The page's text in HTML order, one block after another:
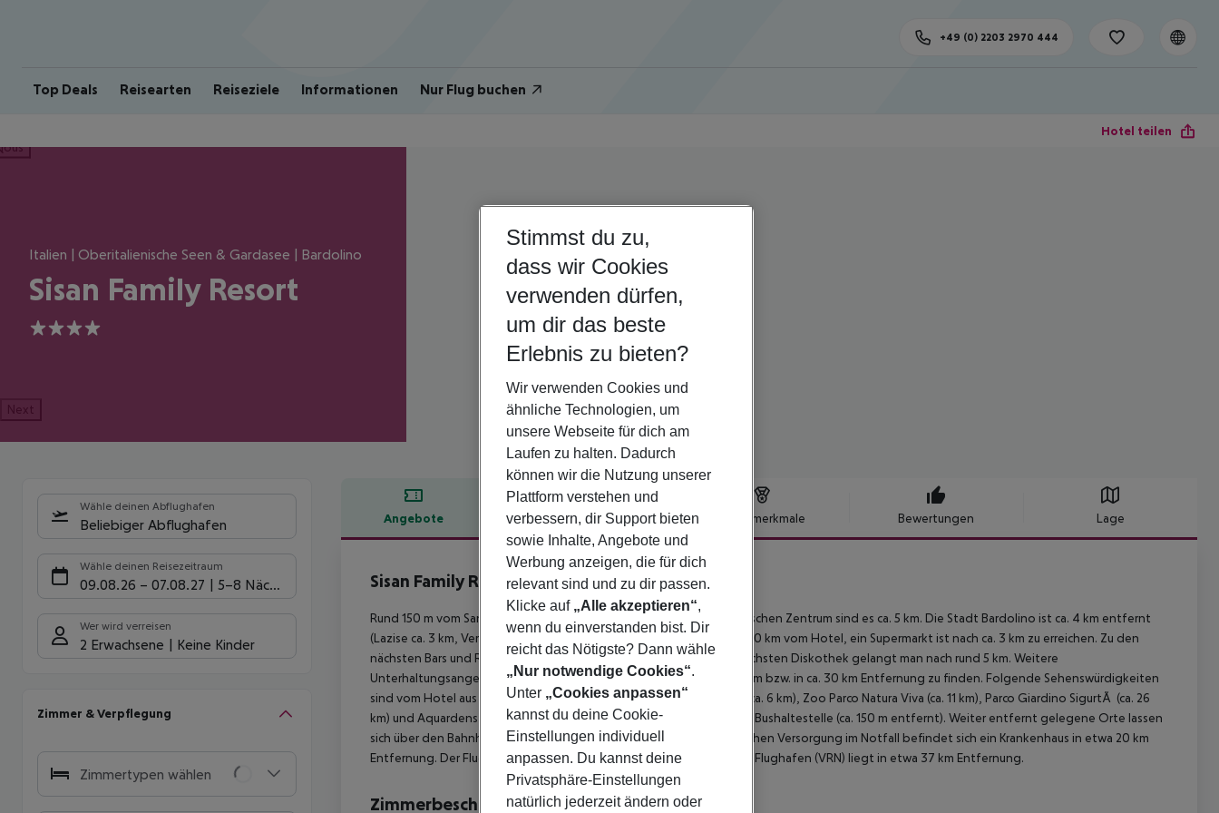
Top Deals Reisearten Reiseziele Informationen Nur Flug buchen
+49 (0) 2203 2970 444
Hotel teilen
Italien | Oberitalienische Seen & Gardasee | Bardolino
Sisan Family Resort
4
Next
Wähle deinen Abflughafen
Beliebiger Abflughafen
Wähle deinen Reisezeitraum
09.08.26 – 07.08.27 5-8 Nächte
Wer wird verreisen
2 Erwachsene Keine Kinder
Zimmer & Verpflegung
Zimmertypen wählen
Angebote Hotelbeschreibung Hotelmerkmale Bewertungen Lage
Hotelbeschreibung
Sisan Family Resort
4
Rund 150 m vom Sandstrand entfernt gelegenes Hotel. Zum touristischen Zentrum sind es ca. 5 km. Die Stadt Bardolino ist ca. 4 km entfernt
(Lazise ca. 3 km, Verona ca. 29 km). Einkaufsmöglichkeiten liegen ca. 20 km vom Hotel, ein Supermarkt ist nach ca. 3 km zu erreichen. Zu den
nächsten Bars und Restaurants gelangt man nach rund 300 m. Zur nächsten Diskothek gelangt man nach rund 5 km. Weitere
Unterhaltungsangebote wie ein Kino und ein Theater sind in ca. 20 km bzw. in ca. 30 km Entfernung zu finden. Folgende Sehenswürdigkeiten
sind vom Hotel aus erreichbar: Gardaland (ca. 9 km), Movieland Park (ca. 6 km), Zoo Parco Natura Viva (ca. 11 km), Parco Giardino SigurtÃ (ca. 26
km) und Aquardens Terme Verona (ca. 12 km). Für Mobilität sorgt eine Bushaltestelle (ca. 150 m entfernt). Weiter entfernt gelegene Orte lassen
sich über den Bahnhof in rund 20 km Entfernung erreichen. Zur ärztlichen Versorgung im Notfall befindet sich ein Krankenhaus in etwa 20 km
Entfernung. Der Flughafen (MXP) ist ca. 194 km entfernt. Ein weiterer Flughafen (VRN) liegt in etwa 37 km Entfernung.
Zimmerbeschreibung
Stimmst du zu,
dass wir Cookies
verwenden dürfen,
um dir das beste
Erlebnis zu bieten?
Wir verwenden Cookies und
ähnliche Technologien, um
unsere Webseite für dich am
Laufen zu halten. Dadurch
können wir die Nutzung unserer
Plattform verstehen und
verbessern, dir Support bieten
sowie Inhalte, Angebote und
Werbung anzeigen, die für dich
relevant sind und zu dir passen.
Klicke auf „Alle akzeptieren“,
wenn du einverstanden bist. Dir
reicht das Nötigste? Dann wähle
„Nur notwendige Cookies“.
Unter „Cookies anpassen“
kannst du deine Cookie-
Einstellungen individuell
anpassen. Du kannst deine
Privatsphäre-Einstellungen
natürlich jederzeit ändern oder